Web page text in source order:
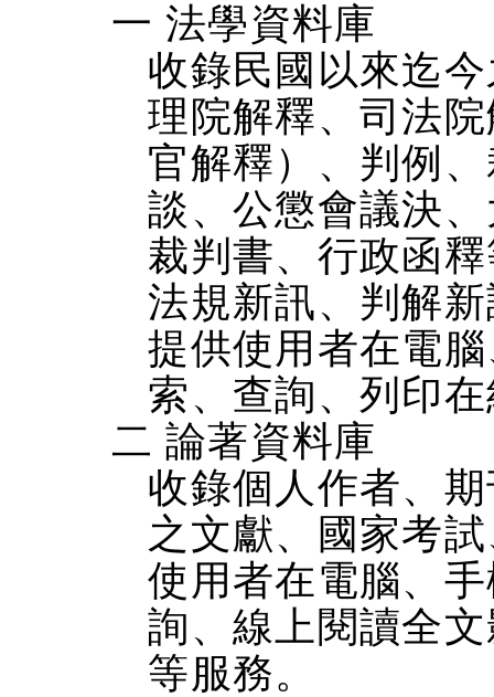
一 法學資料庫
收錄民國以來迄
理院解釋、司法
官解釋）、判例
談、公懲會議決
裁判書、行政函
法規新訊、判解
提供使用者在電
索、查詢、列印
二 論著資料庫
收錄個人作者、
之文獻、國家考
使用者在電腦、
詢、線上閱讀全
等服務。